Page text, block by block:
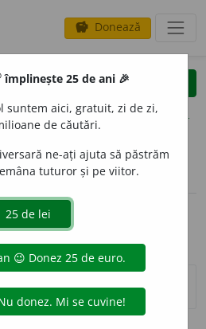
savings Donează
clear
opțiuni
volume_up (17)
împlinește 25 de ani 🎉
suntem aici, gratuit, zi de zi,
de căutări.
ne-ați ajuta să păstrăm
tuturor și pe viitor.